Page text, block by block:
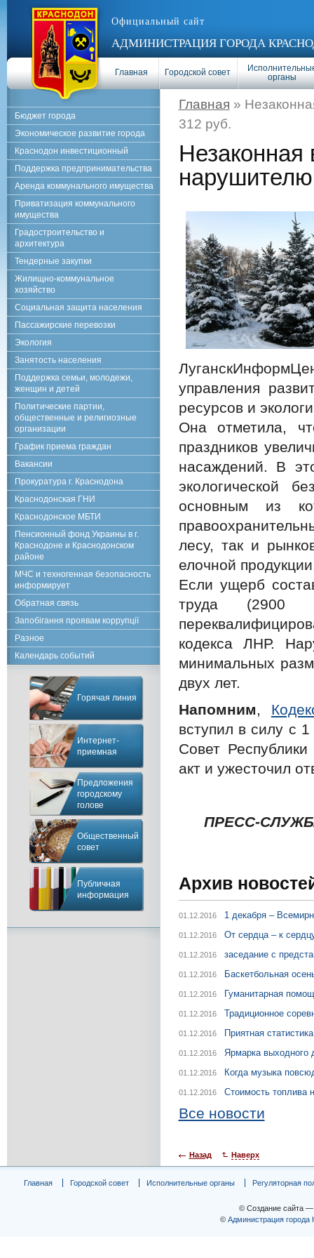
Официальный сайт
АДМИНИСТРАЦИЯ ГОРОДА
Главная Городской совет
органы
Главная »
312 руб.
Незаконная
управления
ресурсов и
Она отметила,
праздников
насаждений. В
экологической
основным из
лесу, так и
елочной
Если ущерб
труда (2900
кодекса ЛНР.
минимальных
двух лет.
Напомним,
вступил в силу с
Совет
акт и ужесточил
ПРЕСС-
Архив
01.12.2016 1 декабря –
01.12.2016 От сердца – к
01.12.2016 заседание с
01.12.2016 Баскетбольная
01.12.2016 Гуманитарная
01.12.2016 Традиционное
01.12.2016 Приятная статистика
01.12.2016 Ярмарка выходного
01.12.2016 Когда музыка
01.12.2016 Стоимость топлива
Все новости
Назад Наверх
Бюджет города
Экономическое развитие города
Краснодон инвестиционный
Поддержка предпринимательства
Аренда коммунального имущества
Приватизация коммунального
имущества
Градостроительство и
архитектура
Тендерные закупки
Жилищно-коммунальное
хозяйство
Социальная защита населения
Пассажирские перевозки
Экология
Занятость населения
Поддержка семьи, молодежи,
женщин и детей
Политические партии,
общественные и религиозные
организации
График приема граждан
Вакансии
Прокуратура г. Краснодона
Краснодонская ГНИ
Краснодонское МБТИ
Пенсионный фонд Украины в г.
Краснодоне и Краснодонском
районе
МЧС и техногенная безопасность
информирует
Обратная связь
Запобігання проявам коррупції
Разное
Календарь событий
Горячая линия
Интернет-
приемная
Предложения
городскому
голове
Общественный
совет
Публичная
информация
Главная Городской совет Исполнительные органы Регуляторная
© Создание сайта
© Администрация города